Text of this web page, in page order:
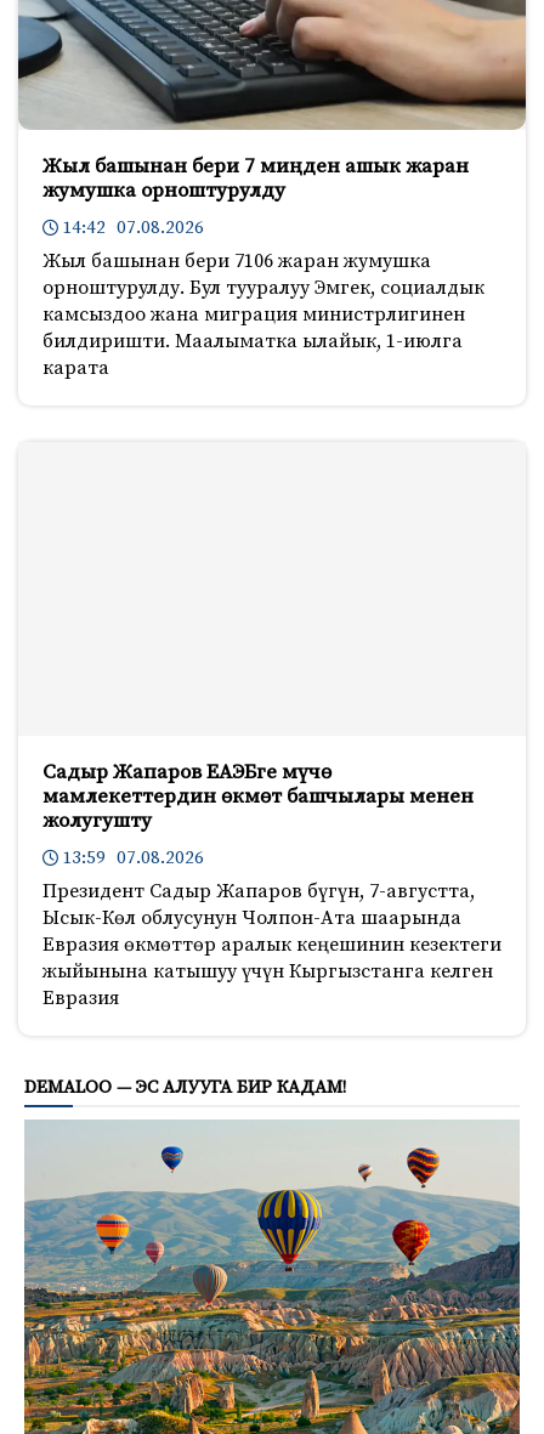
Жыл башынан бери 7 миңден ашык жаран
жумушка орноштурулду
14:42 07.08.2026
Жыл башынан бери 7106 жаран жумушка
орноштурулду. Бул тууралуу Эмгек, социалдык
камсыздоо жана миграция министрлигинен
билдиришти. Маалыматка ылайык, 1-июлга
карата
Садыр Жапаров ЕАЭБге мүчө
мамлекеттердин өкмөт башчылары менен
жолугушту
13:59 07.08.2026
Президент Садыр Жапаров бүгүн, 7-августта,
Ысык-Көл облусунун Чолпон-Ата шаарында
Евразия өкмөттөр аралык кеңешинин кезектеги
жыйынына катышуу үчүн Кыргызстанга келген
Евразия
DEMALOO — ЭС АЛУУГА БИР КАДАМ!